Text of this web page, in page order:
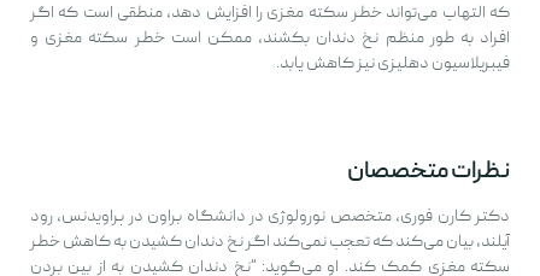
که التهاب می‌تواند خطر سکته مغزی را افزایش دهد، منطقی است که اگر
افراد به طور منظم نخ دندان بکشند، ممکن است خطر سکته مغزی و
فیبریلاسیون دهلیزی نیز کاهش یابد.
نظرات متخصصان
دکتر کارن فوری، متخصص نورولوژی در دانشگاه براون در پراویدنس، رود
آیلند، بیان می‌کند که تعجب نمی‌کند اگر نخ دندان کشیدن به کاهش خطر
سکته مغزی کمک کند. او می‌گوید: “نخ دندان کشیدن به از بین بردن